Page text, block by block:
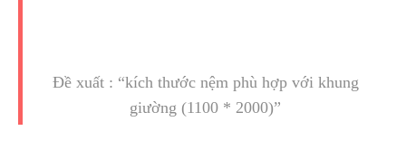
Đề xuất : “kích thước nệm phù hợp với khung
giường (1100 * 2000)”